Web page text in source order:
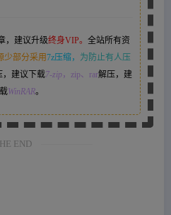
，建议升级终身VIP。 全站所有资
少部分采用7z压缩，
为防止有人压
，建议下载7-zip，zip、rar解压，建
WinRAR。
END